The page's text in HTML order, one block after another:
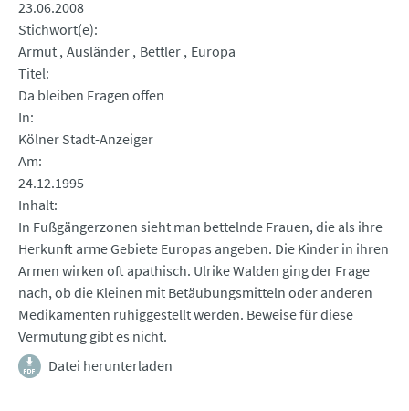
23.06.2008
Stichwort(e)
Armut Ausländer Bettler Europa
Titel
Da bleiben Fragen offen
In
Kölner Stadt-Anzeiger
Am
24.12.1995
Inhalt
In Fußgängerzonen sieht man bettelnde Frauen, die als ihre
Herkunft arme Gebiete Europas angeben. Die Kinder in ihren
Armen wirken oft apathisch. Ulrike Walden ging der Frage
nach, ob die Kleinen mit Betäubungsmitteln oder anderen
Medikamenten ruhiggestellt werden. Beweise für diese
Vermutung gibt es nicht.
Datei herunterladen